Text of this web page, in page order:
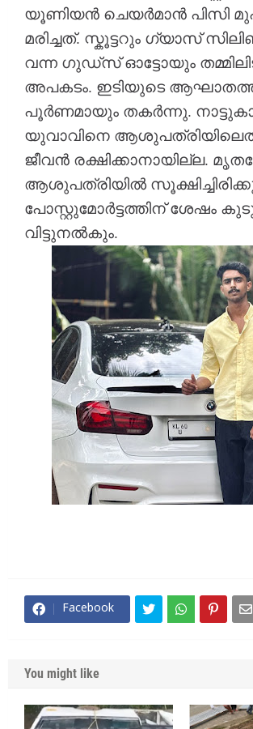
യൂണിയൻ ചെയർമാൻ പിസി
മരിച്ചത്. സ്കൂട്ടറും ഗ്യാസ്
വന്ന ഗുഡ്സ് ഓട്ടോയും
അപകടം. ഇടിയുടെ
പൂർണമായും തകർന്നു.
യുവാവിനെ
ജീവൻ രക്ഷിക്കാനായില്ല.
ആശുപത്രിയിൽ
പോസ്റ്റുമോർട്ടത്തിന് ശേഷം
വിട്ടുനൽകും.
Facebook
You might like